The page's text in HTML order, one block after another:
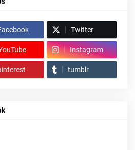
Twitter
Instagram
tumblr